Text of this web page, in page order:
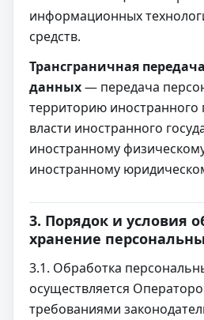
информационных
средств.
Трансграничная
данных— передача
территорию иностранного
власти иностранного
иностранному
иностранному
3. Порядок и условия
хранение
3.1. Обработка
осуществляется
требованиями